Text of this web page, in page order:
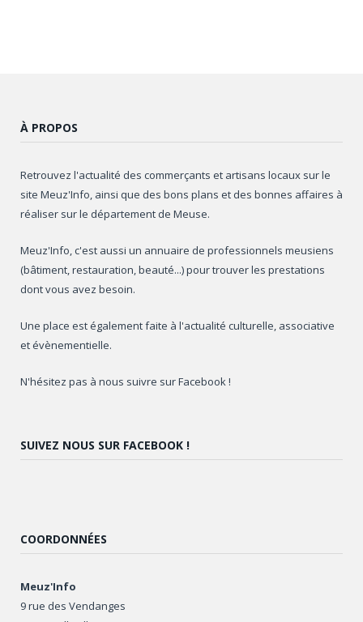
À PROPOS
Retrouvez l'actualité des commerçants et artisans locaux sur le
site Meuz'Info, ainsi que des bons plans et des bonnes affaires à
réaliser sur le département de Meuse.
Meuz'Info, c'est aussi un annuaire de professionnels meusiens
(bâtiment, restauration, beauté...) pour trouver les prestations
dont vous avez besoin.
Une place est également faite à l'actualité culturelle, associative
et évènementielle.
N'hésitez pas à nous suivre sur Facebook !
SUIVEZ NOUS SUR FACEBOOK !
COORDONNÉES
Meuz'Info
9 rue des Vendanges